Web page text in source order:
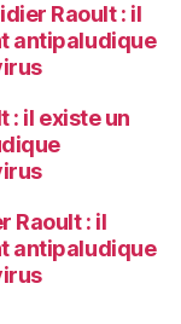
Raoult : il
antipaludique
: il existe un
Raoult : il
antipaludique